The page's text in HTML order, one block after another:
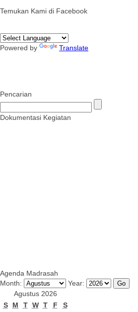
Temukan Kami di Facebook
Powered by Translate
Pencarian
Dokumentasi Kegiatan
Agenda Madrasah
Month:
Year:
Agustus 2026
S
M T W T F
S